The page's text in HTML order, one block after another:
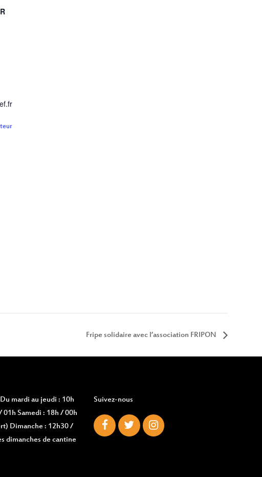
Fripe solidaire avec l’association FRIPON
mardi au jeudi : 10h
Samedi : 18h / 00h
Dimanche : 12h30 /
dimanches de cantine
Suivez-nous